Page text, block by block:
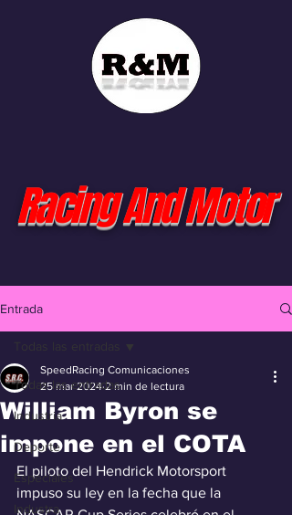
Racing And Motor
Entrada
Todas las entradas
Industria
Deporte
Especiales
Industra
Todas las entradas
William Byron se
impone en el COTA
SpeedRacing Comunicaciones
25 mar 2024 2 min de lectura
El piloto del Hendrick Motorsport
impuso su ley en la fecha que la